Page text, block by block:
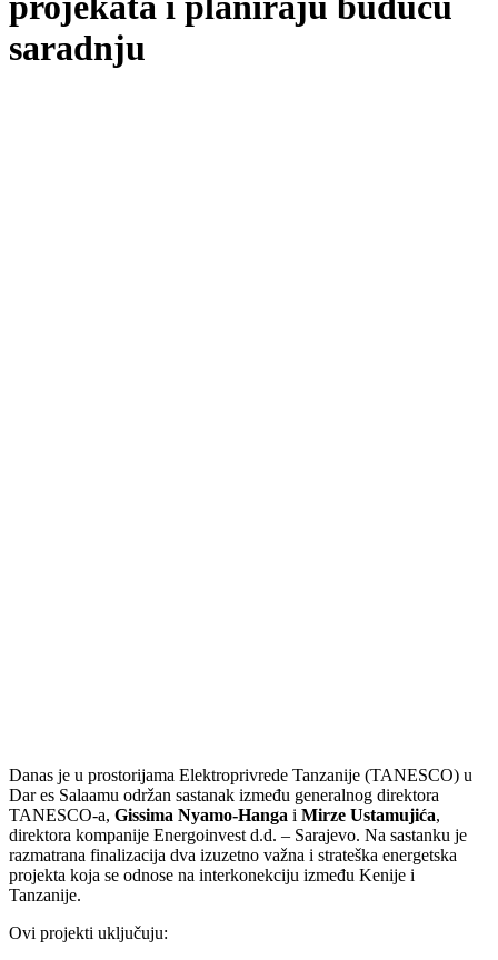
saradnju
Danas je u prostorijama Elektroprivrede Tanzanije (TANESCO) u
Dar es Salaamu održan sastanak između generalnog direktora
TANESCO-a, Gissima Nyamo-Hanga i Mirze Ustamujića,
direktora kompanije Energoinvest d.d. – Sarajevo. Na sastanku je
razmatrana finalizacija dva izuzetno važna i strateška energetska
projekta koja se odnose na interkonekciju između Kenije i
Tanzanije.
Ovi projekti uključuju: